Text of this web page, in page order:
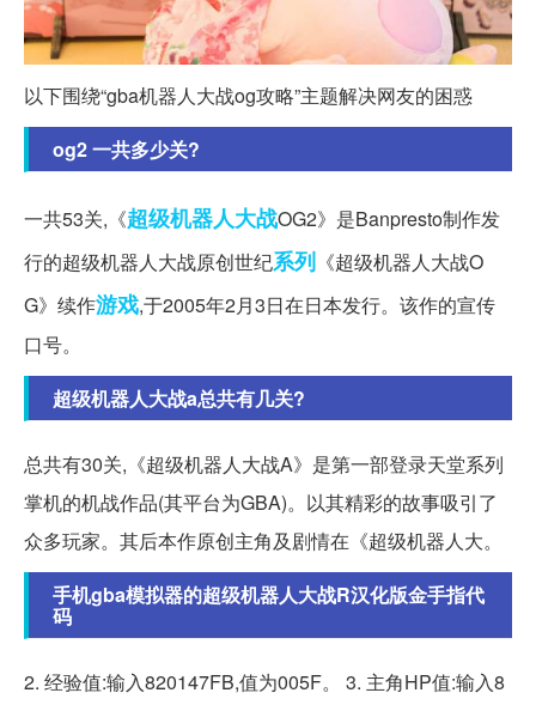
以下围绕“gba机器人大战og攻略”主题解决网友的困惑
og2 一共多少关?
一共53关,《超级机器人大战OG2》是Banpresto制作发
行的超级机器人大战原创世纪系列 《超级机器人大战O
G》续作游戏,于2005年2月3日在日本发行。该作的宣传
口号。
超级机器人大战a总共有几关?
总共有30关,《超级机器人大战A》是第一部登录天堂系列
掌机的机战作品(其平台为GBA)。以其精彩的故事吸引了
众多玩家。其后本作原创主角及剧情在《超级机器人大。
手机gba模拟器的超级机器人大战R汉化版金手指代
码
2. 经验值:输入820147FB,值为005F。 3. 主角HP值:输入8